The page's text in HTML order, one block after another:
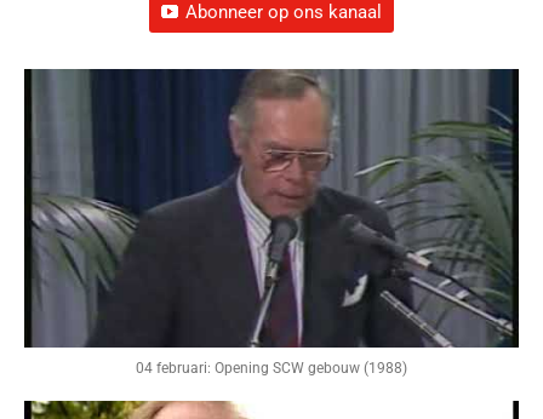
Abonneer op ons kanaal
04 februari: Opening SCW gebouw (1988)